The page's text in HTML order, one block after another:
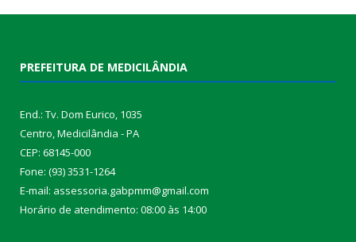
PREFEITURA DE MEDICILÂNDIA
End.: Tv. Dom Eurico, 1035
Centro, Medicilândia - PA
CEP: 68145-000
Fone: (93) 3531-1264
E-mail: assessoria.gabpmm@gmail.com
Horário de atendimento: 08:00 às 14:00